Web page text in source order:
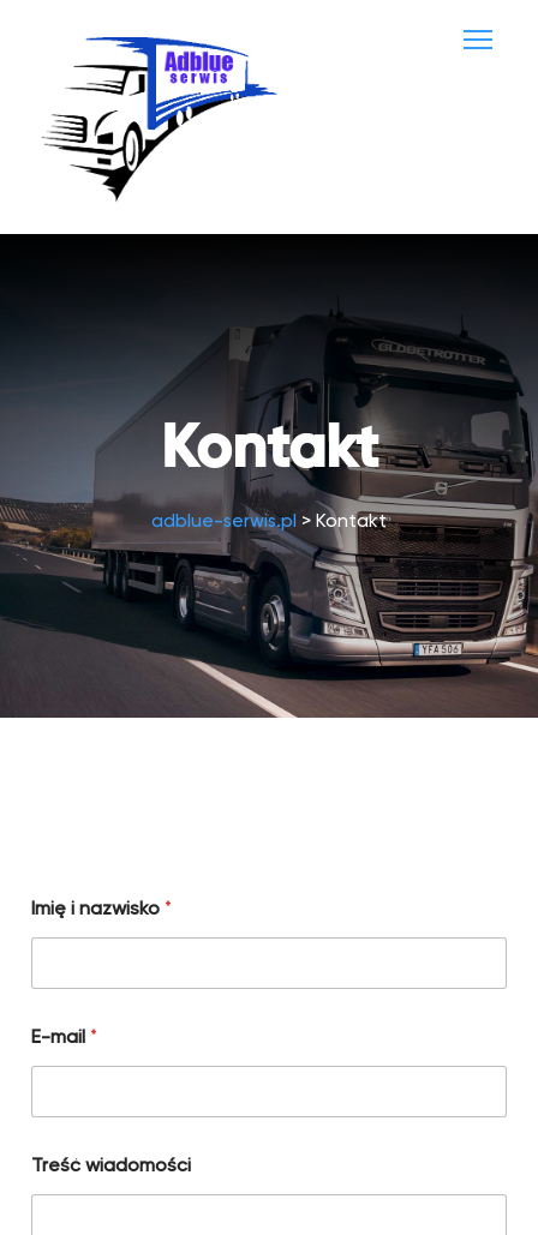
Kontakt
adblue-serwis.pl > Kontakt
Imię i nazwisko *
E-mail *
Treść wiadomości